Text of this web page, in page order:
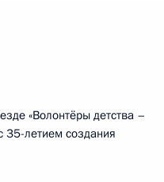
«Волонтёры детства –
35-летием создания